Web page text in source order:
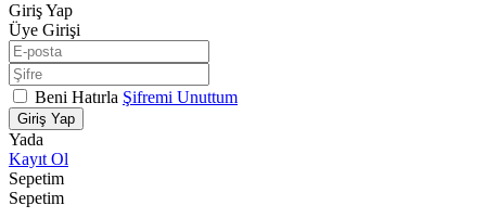
Giriş Yap
Üye Girişi
Beni Hatırla Şifremi Unuttum
Giriş Yap
Yada
Kayıt Ol
Sepetim
Sepetim